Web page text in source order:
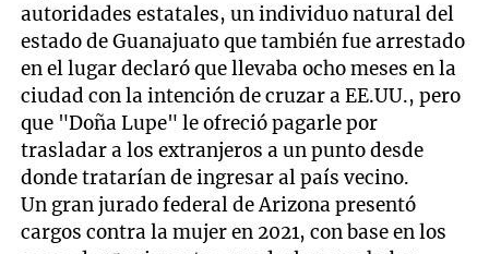
autoridades estatales, un individuo natural del
estado de Guanajuato que también fue arrestado
en el lugar declaró que llevaba ocho meses en la
ciudad con la intención de cruzar a EE.UU., pero
que "Doña Lupe" le ofreció pagarle por
trasladar a los extranjeros a un punto desde
donde tratarían de ingresar al país vecino.
Un gran jurado federal de Arizona presentó
cargos contra la mujer en 2021, con base en los